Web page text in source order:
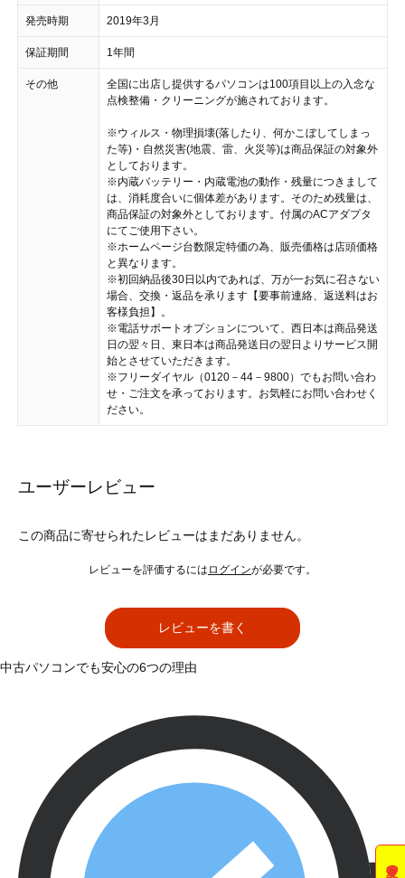
発売時期 2019年3月
保証期間 1年間
その他
全国に出店し提供するパソコンは100項目以上の入念な
点検整備・クリーニングが施されております。
※ウィルス・物理損壊(落したり、何かこぼしてしまっ
た等)・自然災害(地震、雷、火災等)は商品保証の対象外
としております。
※内蔵バッテリー・内蔵電池の動作・残量につきまして
は、消耗度合いに個体差があります。そのため残量は、
商品保証の対象外としております。付属のACアダプタ
にてご使用下さい。
※ホームページ台数限定特価の為、販売価格は店頭価格
と異なります。
※初回納品後30日以内であれば、万が一お気に召さない
場合、交換・返品を承ります【要事前連絡、返送料はお
客様負担】。
※電話サポートオプションについて、西日本は商品発送
日の翌々日、東日本は商品発送日の翌日よりサービス開
始とさせていただきます。
※フリーダイヤル（0120－44－9800）でもお問い合わ
せ・ご注文を承っております。お気軽にお問い合わせく
ださい。
ユーザーレビュー
この商品に寄せられたレビューはまだありません。
レビューを評価するには ログインが必要です。
レビューを書く
中古パソコンでも安心の6つの理由